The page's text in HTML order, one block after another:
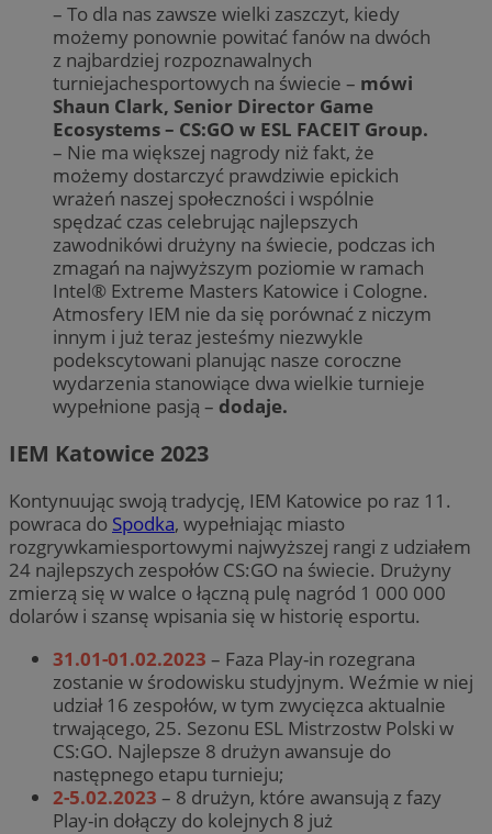
– To dla nas zawsze wielki zaszczyt, kiedy
możemy ponownie powitać fanów na dwóch
z najbardziej rozpoznawalnych
turniejachesportowych na świecie – mówi
Shaun Clark, Senior Director Game
Ecosystems – CS:GO w ESL FACEIT Group.
– Nie ma większej nagrody niż fakt, że
możemy dostarczyć prawdziwie epickich
wrażeń naszej społeczności i wspólnie
spędzać czas celebrując najlepszych
zawodnikówi drużyny na świecie, podczas ich
zmagań na najwyższym poziomie w ramach
Intel® Extreme Masters Katowice i Cologne.
Atmosfery IEM nie da się porównać z niczym
innym i już teraz jesteśmy niezwykle
podekscytowani planując nasze coroczne
wydarzenia stanowiące dwa wielkie turnieje
wypełnione pasją – dodaje.
IEM Katowice 2023
Kontynuując swoją tradycję, IEM Katowice po raz 11.
powraca do Spodka, wypełniając miasto
rozgrywkamiesportowymi najwyższej rangi z udziałem
24 najlepszych zespołów CS:GO na świecie. Drużyny
zmierzą się w walce o łączną pulę nagród 1 000 000
dolarów i szansę wpisania się w historię esportu.
31.01-01.02.2023 – Faza Play-in rozegrana
zostanie w środowisku studyjnym. Weźmie w niej
udział 16 zespołów, w tym zwycięzca aktualnie
trwającego, 25. Sezonu ESL Mistrzostw Polski w
CS:GO. Najlepsze 8 drużyn awansuje do
następnego etapu turnieju;
2-5.02.2023 – 8 drużyn, które awansują z fazy
Play-in dołączy do kolejnych 8 już